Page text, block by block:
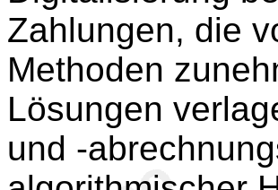
Zahlungen, die
Methoden
Lösungen
und -